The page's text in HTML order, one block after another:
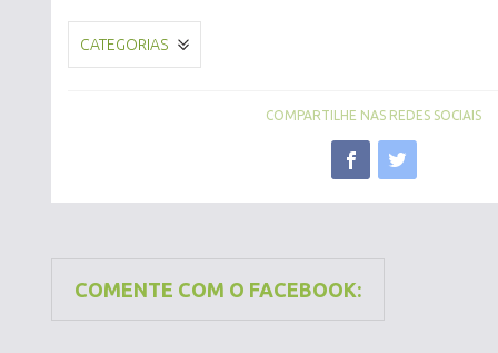
CATEGORIAS
COMPARTILHE NAS REDES SOCIAIS
COMENTE COM O FACEBOOK: